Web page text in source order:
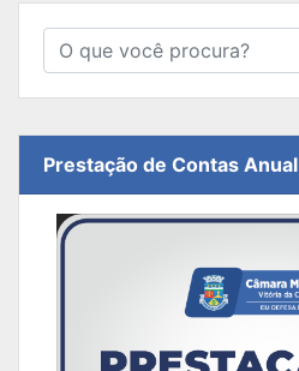
Prestação de Contas Anual